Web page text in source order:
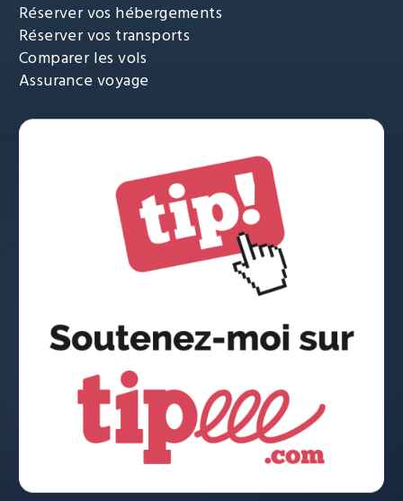
Réserver vos hébergements
Réserver vos transports
Comparer les vols
Assurance voyage